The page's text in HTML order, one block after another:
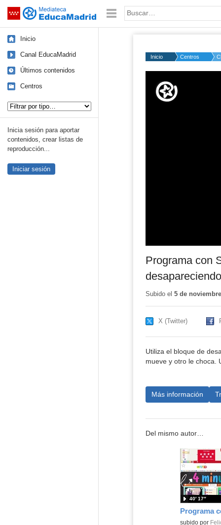
Saltar navegación Palabra o frase:
Inicio
Canal EducaMadrid
Últimos contenidos
Centros
Inicia sesión para aportar
contenidos, crear listas de
reproducción...
Iniciar sesión
Inicio Centros
50%
Programa con
Subido el 5 de
X (Twitter)
Utiliza el bloque de
mueve y otro le choca.
Más información
Del mismo autor…
Contenido
subido por
40′ 17″